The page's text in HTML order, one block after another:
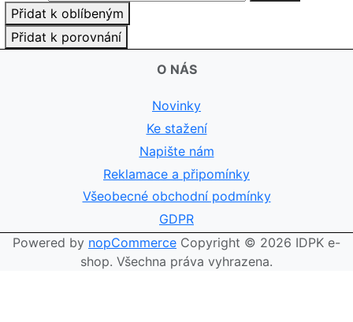
Přidat k oblíbeným
Přidat k porovnání
O NÁS
Novinky
Ke stažení
Napište nám
Reklamace a připomínky
Všeobecné obchodní podmínky
GDPR
Powered by nopCommerce Copyright © 2026 IDPK e-
shop. Všechna práva vyhrazena.